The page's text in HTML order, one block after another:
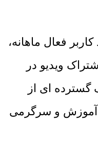
از 2.5 میلیارد کاربر فعال ماهانه،
ویدیو در
ای از
آموزش و سرگرمی